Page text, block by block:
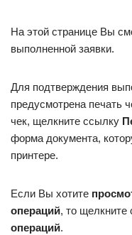
На этой странице Вы
выполненной заявки.
Для подтверждения
предусмотрена печать
чек, щелкните ссылку
форма документа,
принтере.
Если Вы хотите
операций, то щелкните
операций.